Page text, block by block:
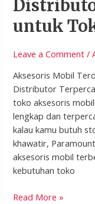
untuk
Leave a Comment /
Aksesoris Mobil
Distributor
toko aksesoris
lengkap dan
kalau kamu butuh
khawatir,
aksesoris mobil
kebutuhan toko
Read More »